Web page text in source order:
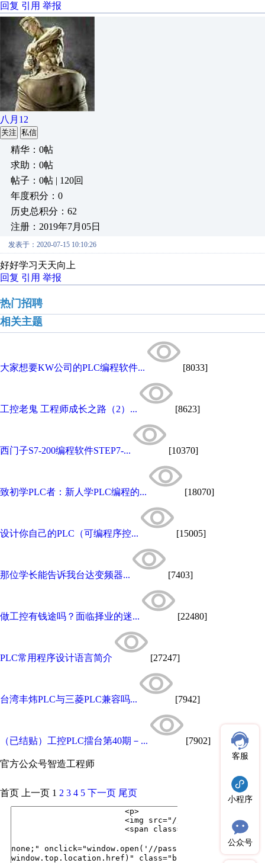
回复 引用 举报
八月12
关注 私信
精华：0帖
求助：0帖
帖子：0帖 | 120回
年度积分：0
历史总积分：62
注册：2019年7月05日
发表于：2020-07-15 10:10:26
好好学习天天向上
回复 引用 举报
热门招聘
相关主题
大家想要KW公司的PLC编程软件... [8033]
工控老鬼 工程师成长之路（2）... [8623]
西门子S7-200编程软件STEP7-... [10370]
致初学PLC者：新人学PLC编程的... [18070]
设计你自己的PLC（可编程序控... [15005]
那位学长能告诉我台达变频器... [7403]
做工控有钱途吗？面临择业的迷... [22480]
PLC常用程序设计语言简介 [27247]
台湾丰炜PLC与三菱PLC兼容吗... [7942]
（已结贴）工控PLC擂台第40期－... [7902]
官方公众号智造工程师
客服
小程序
公众号
首页 上一页 1 2 3 4 5 下一页 尾页